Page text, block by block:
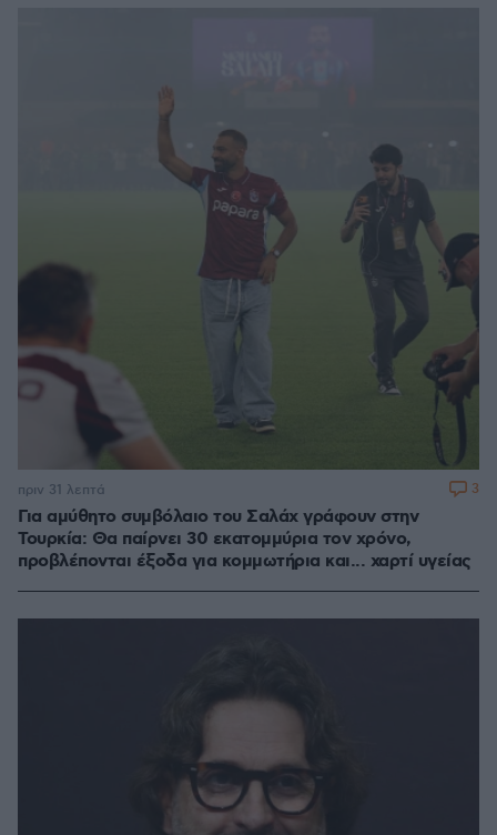
Για αμύθητο συμβόλαιο του Σαλάχ γράφουν στην
Τουρκία: Θα παίρνει 30 εκατομμύρια τον χρόνο,
προβλέπονται έξοδα για κομμωτήρια και... χαρτί υγείας
πριν 31 λεπτά 3